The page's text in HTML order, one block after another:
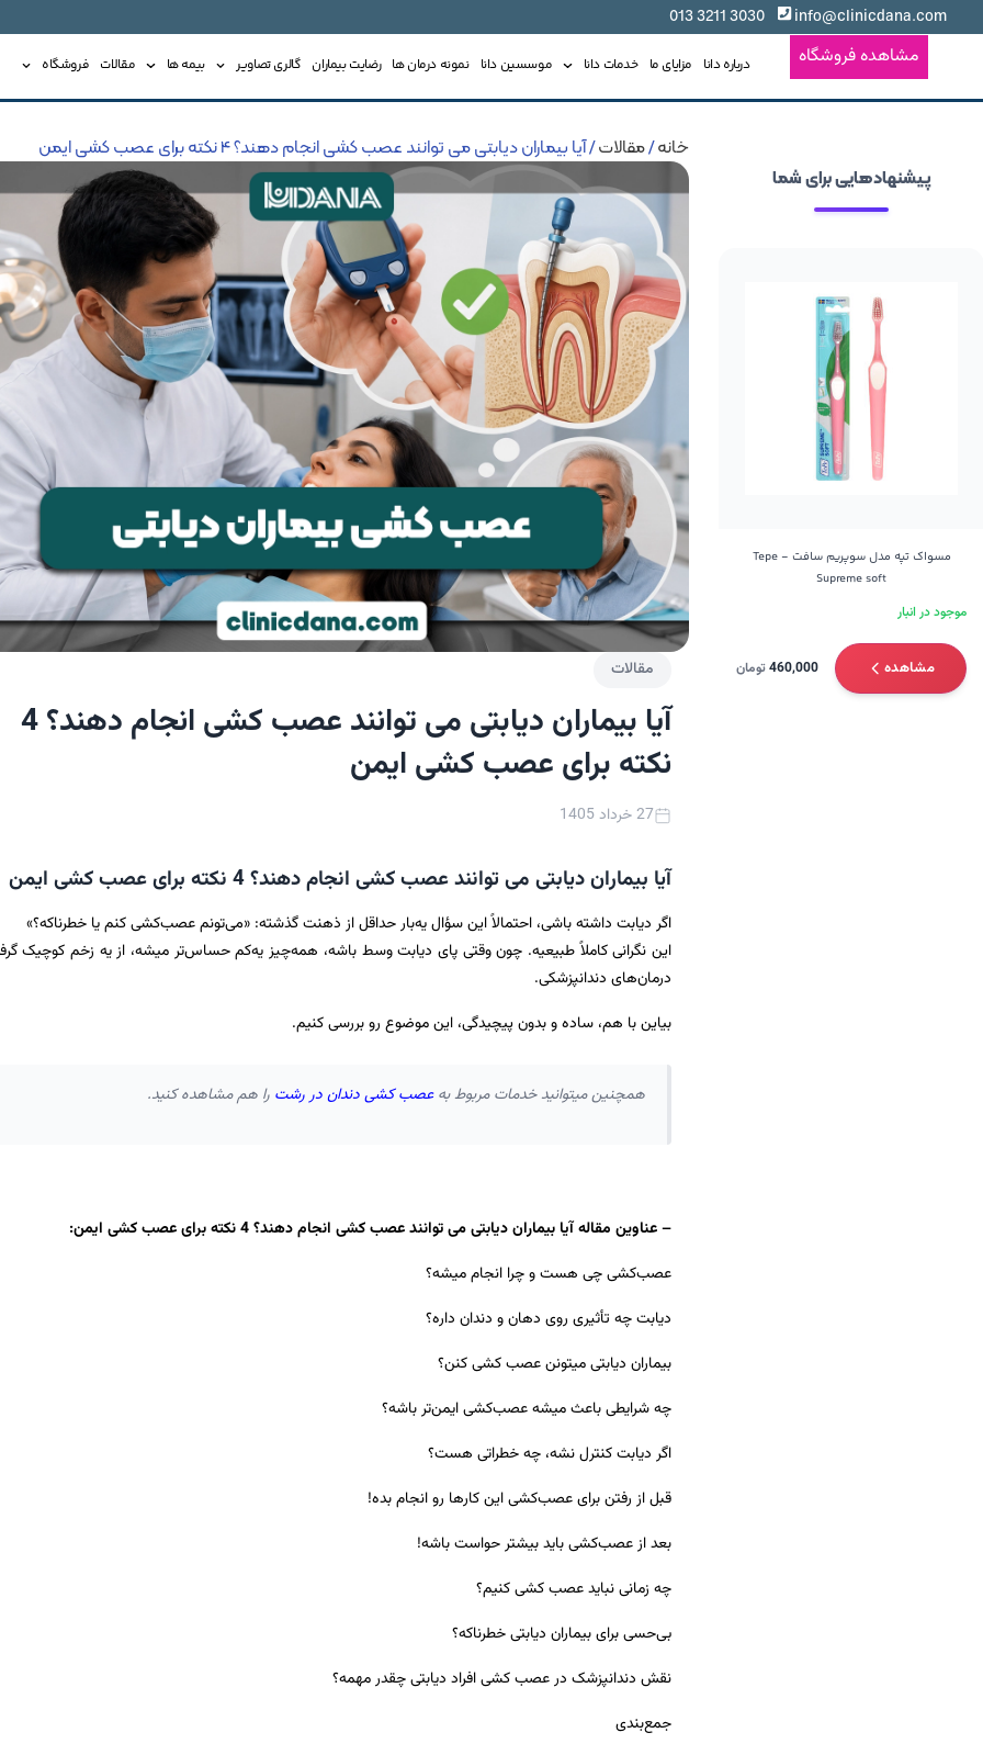
info@clinicdana.com
3030 3211 013
مشاهده فروشگاه درباره دانا مزایای ما خدمات دانا موسسین دانا نمونه درمان ها رضایت بیماران گالری تصاویر بیمه ها مقالات فروشگاه
پیشنهادهایی برای شما
مسواک تپه مدل سوپریم سافت - Tepe
Supreme soft
موجود در انبار
مشاهده 460,000تومان
خانه/مقالات/ آیا بیماران دیابتی می توانند عصب کشی انجام دهند؟ 4 نکته برای عصب کشی ایمن
مقالات
آیا بیماران دیابتی می توانند عصب کشی انجام دهند؟ 4
نکته برای عصب کشی ایمن
27 خرداد 1405
آیا بیماران دیابتی می توانند عصب کشی انجام دهند؟ 4 نکته برای عصب کشی ایمن
اگر دیابت داشته باشی، احتمالاً این سؤال یه‌بار حداقل از ذهنت گذشته: «می‌تونم عصب‌کشی کنم یا خطرناکه؟»
این نگرانی کاملاً طبیعیه. چون وقتی پای دیابت وسط باشه، همه‌چیز یه‌کم حساس‌تر میشه، از یه زخم کوچیک
درمان‌های دندانپزشکی.
بیاین با هم، ساده و بدون پیچیدگی، این موضوع رو بررسی کنیم.
همچنین میتوانید خدمات مربوط بهعصب کشی دندان در رشت را هم مشاهده کنید.
– عناوین مقاله آیا بیماران دیابتی می توانند عصب کشی انجام دهند؟ 4 نکته برای عصب کشی ایمن:
عصب‌کشی چی هست و چرا انجام میشه؟
دیابت چه تأثیری روی دهان و دندان داره؟
بیماران دیابتی میتونن عصب کشی کنن؟
چه شرایطی باعث میشه عصب‌کشی ایمن‌تر باشه؟
اگر دیابت کنترل نشه، چه خطراتی هست؟
قبل از رفتن برای عصب‌کشی این کارها رو انجام بده!
بعد از عصب‌کشی باید بیشتر حواست باشه!
چه زمانی نباید عصب کشی کنیم؟
بی‌حسی برای بیماران دیابتی خطرناکه؟
نقش دندانپزشک در عصب کشی افراد دیابتی چقدر مهمه؟
جمع‌بندی